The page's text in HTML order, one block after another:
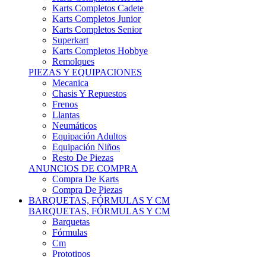
Karts Completos Junior
Karts Completos Senior
Superkart
Karts Completos Hobbye
Remolques
PIEZAS Y EQUIPACIONES
Mecanica
Chasis Y Repuestos
Frenos
Llantas
Neumáticos
Equipación Adultos
Equipación Niños
Resto De Piezas
ANUNCIOS DE COMPRA
Compra De Karts
Compra De Piezas
BARQUETAS, FÓRMULAS Y CM
BARQUETAS, FÓRMULAS Y CM
Barquetas
Fórmulas
Cm
Prototipos
Remolques